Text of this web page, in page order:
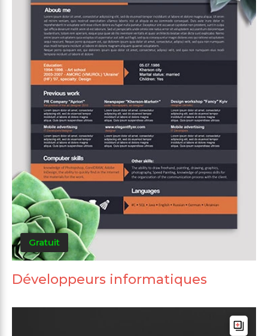
Gratuit
Développeurs informatiques